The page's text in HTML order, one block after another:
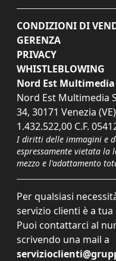
CONDIZIONI DI
GERENZA
PRIVACY
WHISTLEBLOWING
Nord Est Multimedia
Nord Est Multimedia
34, 30171 Venezia
1.432.522,00 C.F.
I diritti delle immagini e
espressamente vietata la
mezzo e l'adattamento
Per qualsiasi
servizio clienti è a
Puoi contattarci al
scrivendo una mail a